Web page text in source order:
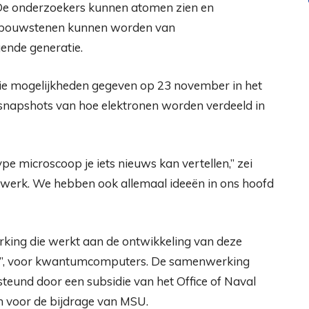
onderzoekers kunnen atomen zien en
kunnen worden van
generatie.
mogelijkheden gegeven op 23 november in het
van hoe elektronen worden verdeeld in
microscoop je iets nieuws kan vertellen,” zei
We hebben ook allemaal ideeën in ons hoofd
die werkt aan de ontwikkeling van deze
voor kwantumcomputers. De samenwerking
door een subsidie ​​van het Office of Naval
voor de bijdrage van MSU.